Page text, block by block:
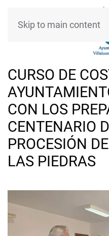
Skip to main content
CURSO DE
CON LOS
CENTENARIO
PROCESIÓN
LAS PIEDRAS